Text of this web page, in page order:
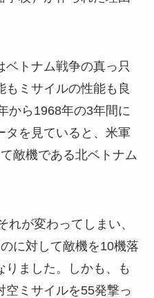
ベトナム戦争の真っ只
もミサイルの性能も良
から1968年の3年間に
タを見ていると、米軍
敵機である北ベトナム
れが変わってしまい、
に対して敵機を10機落
りました。しかも、も
空ミサイルを55発撃っ